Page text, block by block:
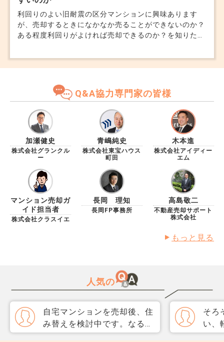
利回りのよい旧耐震の区分マンションに興味あります
が、売却するときになかなか売ることができないのか？
ある程度利回りがよければ売却できるのか？を知りたい
ョンを購入してきてます。これから買い替えしていくう
購入できても、売却するときに厳しいのか出口戦略をど
うしたらよいのかを知りたいです。
Q&A協力専門家の皆様
加瀬健史
株式会社グランクル
ー
青嶋純史
株式会社東宝ハウス
町田
木本進
株式会社アイディー
エム
マンション売却ガ
イド担当者
株式会社クラスイエ
長岡 理知
長岡FP事務所
高島敬二
不動産売却サポート
株式会社
もっと見る
人気の
自宅マンションを売却後、住
み替えを検討中です。なるべ
く3か月以内に売却をしたい
そろ
い、
取り